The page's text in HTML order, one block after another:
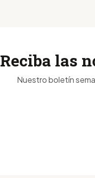
Reciba las
Nuestro boletín